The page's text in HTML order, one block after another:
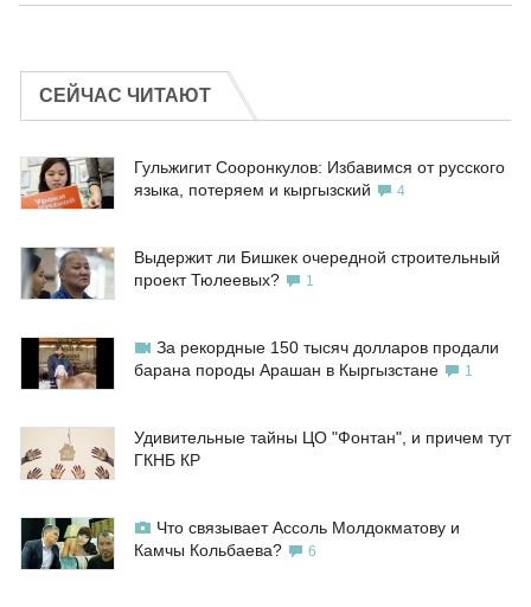
СЕЙЧАС ЧИТАЮТ
Гульжигит Сооронкулов: Избавимся от русского
языка, потеряем и кыргызский
4
Выдержит ли Бишкек очередной строительный
проект Тюлеевых?
1
За рекордные 150 тысяч долларов продали
барана породы Арашан в Кыргызстане
1
Удивительные тайны ЦО "Фонтан", и причем тут
ГКНБ КР
Что связывает Ассоль Молдокматову и
Камчы Кольбаева?
6